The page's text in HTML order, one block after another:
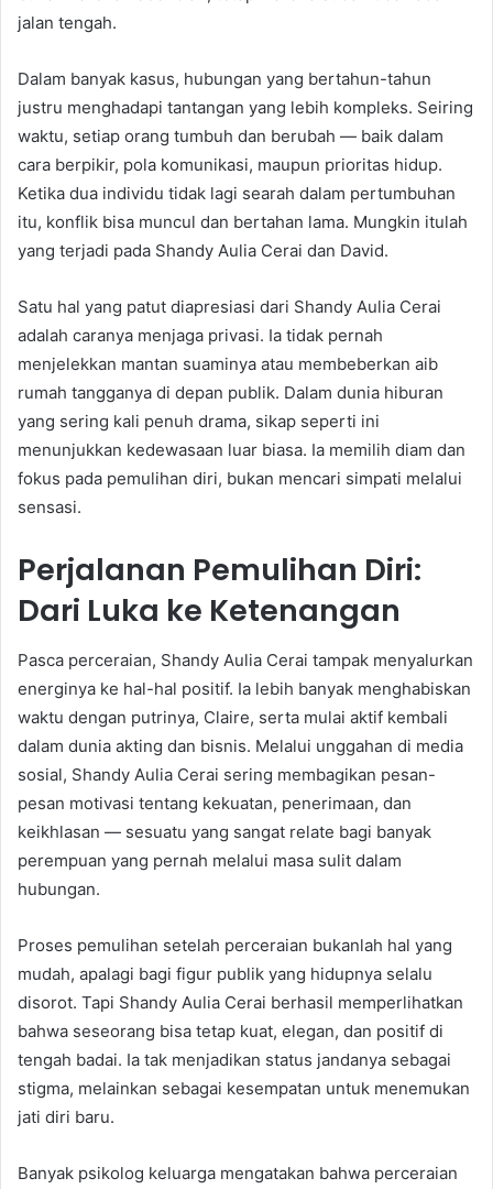
jalan tengah.
Dalam banyak kasus, hubungan yang bertahun-tahun
justru menghadapi tantangan yang lebih kompleks. Seiring
waktu, setiap orang tumbuh dan berubah — baik dalam
cara berpikir, pola komunikasi, maupun prioritas hidup.
Ketika dua individu tidak lagi searah dalam pertumbuhan
itu, konflik bisa muncul dan bertahan lama. Mungkin itulah
yang terjadi pada Shandy Aulia Cerai dan David.
Satu hal yang patut diapresiasi dari Shandy Aulia Cerai
adalah caranya menjaga privasi. Ia tidak pernah
menjelekkan mantan suaminya atau membeberkan aib
rumah tangganya di depan publik. Dalam dunia hiburan
yang sering kali penuh drama, sikap seperti ini
menunjukkan kedewasaan luar biasa. Ia memilih diam dan
fokus pada pemulihan diri, bukan mencari simpati melalui
sensasi.
Perjalanan Pemulihan Diri:
Dari Luka ke Ketenangan
Pasca perceraian, Shandy Aulia Cerai tampak menyalurkan
energinya ke hal-hal positif. Ia lebih banyak menghabiskan
waktu dengan putrinya, Claire, serta mulai aktif kembali
dalam dunia akting dan bisnis. Melalui unggahan di media
sosial, Shandy Aulia Cerai sering membagikan pesan-
pesan motivasi tentang kekuatan, penerimaan, dan
keikhlasan — sesuatu yang sangat relate bagi banyak
perempuan yang pernah melalui masa sulit dalam
hubungan.
Proses pemulihan setelah perceraian bukanlah hal yang
mudah, apalagi bagi figur publik yang hidupnya selalu
disorot. Tapi Shandy Aulia Cerai berhasil memperlihatkan
bahwa seseorang bisa tetap kuat, elegan, dan positif di
tengah badai. Ia tak menjadikan status jandanya sebagai
stigma, melainkan sebagai kesempatan untuk menemukan
jati diri baru.
Banyak psikolog keluarga mengatakan bahwa perceraian